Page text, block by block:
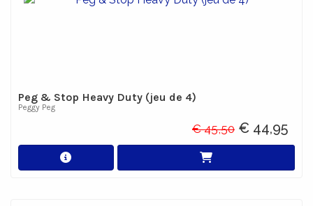
Peg & Stop Heavy Duty (jeu de 4)
Peggy Peg
€ 45,50 € 44,95